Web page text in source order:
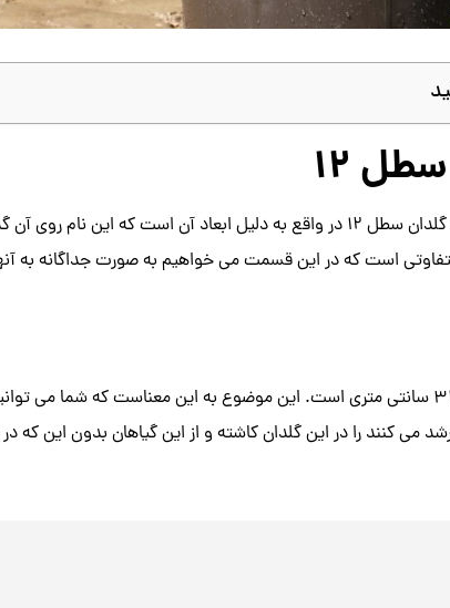
12
برخی از افراد فکر می کنند که گلدان سطل 12 در واقع به دلیل ابعاد آن
گلدان سطل 12 دارای ارتفاع 31 سانتی متری است. این موضوع به این معناست که
می کنند را در این گلدان کاشته و از این گیاهان بدون این که در